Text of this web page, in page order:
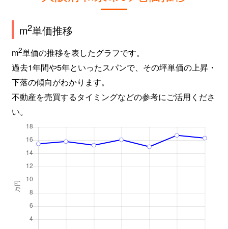
m2単価推移
m2単価の推移を表したグラフです。
過去1年間や5年といったスパンで、その坪単価の上昇・
下落の傾向がわかります。
不動産を売買するタイミングなどの参考にご活用くださ
い。